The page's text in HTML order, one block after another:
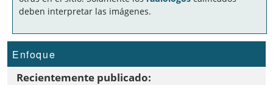
deben interpretar las imágenes.
Enfoque
Recientemente publicado: